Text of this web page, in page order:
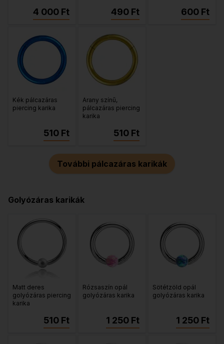
4 000 Ft 490 Ft 600 Ft
Kék pálcazáras
piercing karika
510 Ft
Arany színű,
pálcazáras piercing
karika
510 Ft
További pálcazáras karikák
Golyózáras karikák
Matt deres
golyózáras piercing
karika
510 Ft
Rózsaszín opál
golyózáras karika
1 250 Ft
Sötétzöld opál
golyózáras karika
1 250 Ft